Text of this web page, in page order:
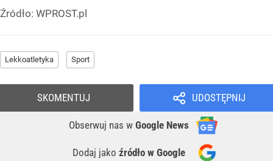
Źródło: WPROST.pl
Lekkoatletyka Sport
UDOSTĘPNIJ
Obserwuj nas w Google News
Dodaj jako źródło w Google
SKOMENTUJ